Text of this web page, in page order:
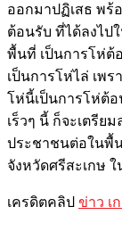
ออกมาปฏิเสธ พร้
ต้อนรับ ที่ได้ลงไป
พื้นที่ เป็นการโห่ต้
เป็นการโห่ไล่ เพ
โห่นี้เป็นการโห่ต้
เร็วๆ นี้ ก็จะเตรี
ประชาชนต่อในพื้
จังหวัดศรีสะเกษ
เครดิตคลิป ข่าว เ